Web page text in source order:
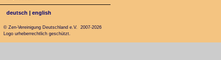
deutsch |english
© Zen-Vereinigung Deutschland e.V. 2007-2026
Logo urheberrechtlich geschützt.